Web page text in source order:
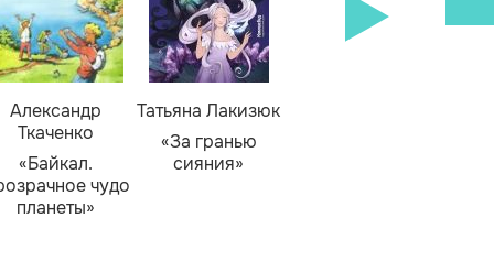
Александр
Ткаченко
«Байкал.
чудо
планеты»
Татьяна Лакизюк
«За гранью
сияния»